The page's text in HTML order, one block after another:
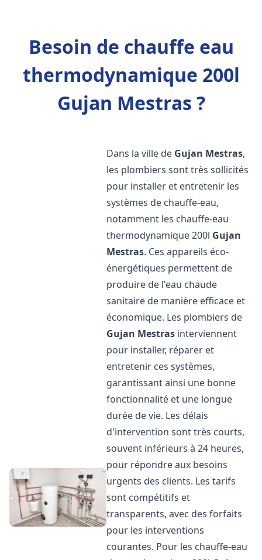
Besoin de chauffe eau
thermodynamique 200l
Gujan Mestras ?
Dans la ville de Gujan Mestras,
les plombiers sont très sollicités
pour installer et entretenir les
systèmes de chauffe-eau,
notamment les chauffe-eau
thermodynamique 200l Gujan
Mestras. Ces appareils éco-
énergétiques permettent de
produire de l'eau chaude
sanitaire de manière efficace et
économique. Les plombiers de
Gujan Mestras interviennent
pour installer, réparer et
entretenir ces systèmes,
garantissant ainsi une bonne
fonctionnalité et une longue
durée de vie. Les délais
d'intervention sont très courts,
souvent inférieurs à 24 heures,
pour répondre aux besoins
urgents des clients. Les tarifs
sont compétitifs et
transparents, avec des forfaits
pour les interventions
courantes. Pour les chauffe-eau